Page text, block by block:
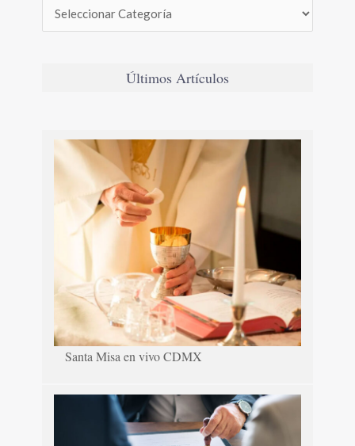
Últimos Artículos
Santa Misa en vivo CDMX